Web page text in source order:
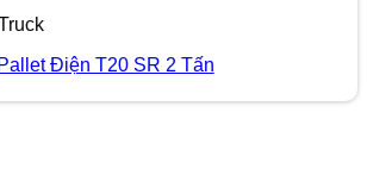
Điện T20 SR 2 Tấn